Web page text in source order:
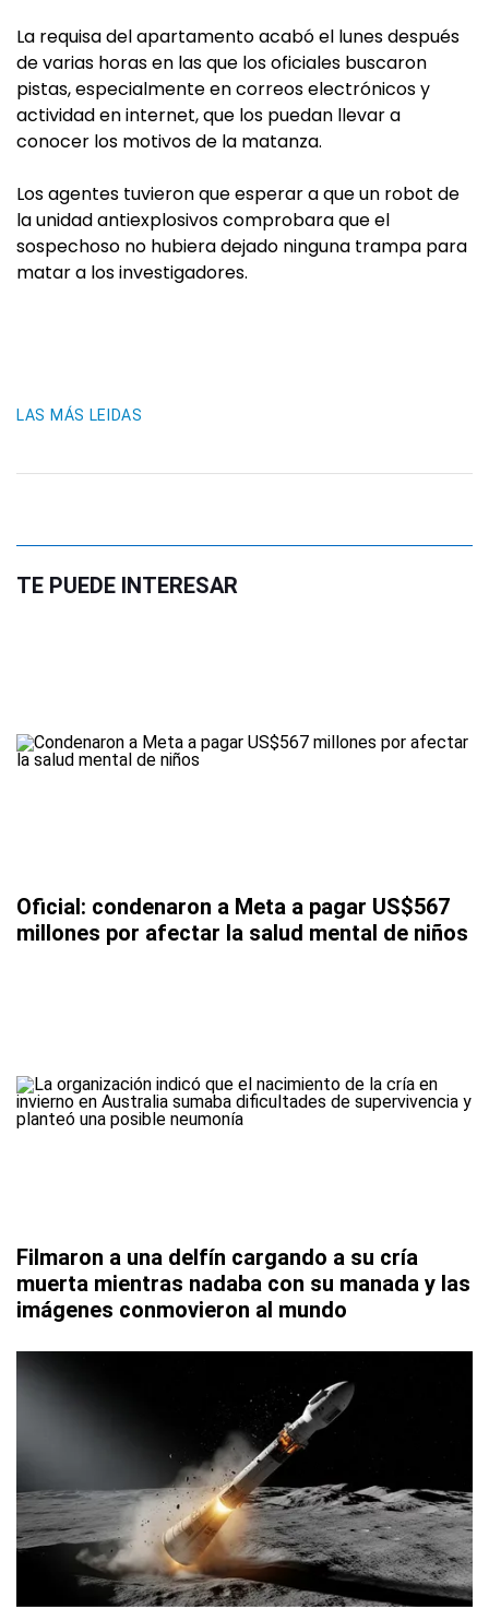
La requisa del apartamento acabó el lunes después
de varias horas en las que los oficiales buscaron
pistas, especialmente en correos electrónicos y
actividad en internet, que los puedan llevar a
conocer los motivos de la matanza.
Los agentes tuvieron que esperar a que un robot de
la unidad antiexplosivos comprobara que el
sospechoso no hubiera dejado ninguna trampa para
matar a los investigadores.
LAS MÁS LEIDAS
TE PUEDE INTERESAR
Oficial: condenaron a Meta a pagar US$567
millones por afectar la salud mental de niños
Filmaron a una delfín cargando a su cría
muerta mientras nadaba con su manada y las
imágenes conmovieron al mundo